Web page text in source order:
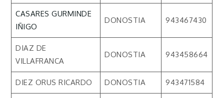
CASARES GURMINDE
IÑIGO
DONOSTIA 943467430
DIAZ DE
VILLAFRANCA
DONOSTIA 943458664
DIEZ ORUS RICARDO DONOSTIA 943471584